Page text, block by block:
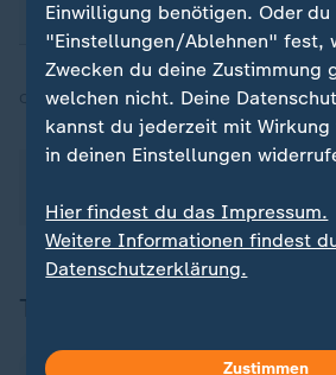
Quelle:dpa, SID
Über dieses Thema berichtete
06.01.2026 um 06.01.2026 16:38
Thema
Wintersport
Einwilligung benötigen. Oder
"Einstellungen/Ablehnen" fest,
Zwecken du deine Zustimmung
welchen nicht. Deine
kannst du jederzeit mit
in deinen Einstellungen
Hier findest du das Impressum.
Weitere Informationen findest
Datenschutzerklärung.
Zustimmen